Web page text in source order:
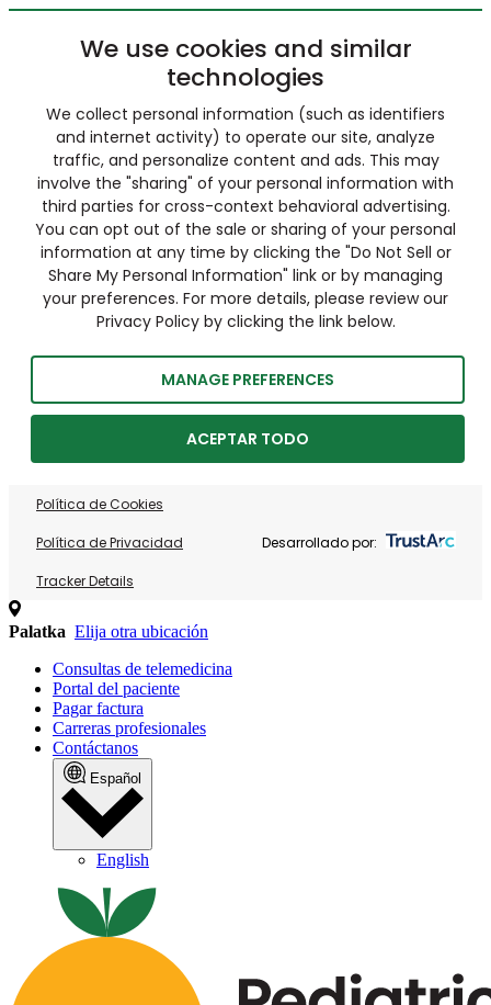
We use cookies and similar
technologies
We collect personal information (such as identifiers
and internet activity) to operate our site, analyze
traffic, and personalize content and ads. This may
involve the "sharing" of your personal information with
third parties for cross-context behavioral advertising.
You can opt out of the sale or sharing of your personal
information at any time by clicking the "Do Not Sell or
Share My Personal Information" link or by managing
your preferences. For more details, please review our
Privacy Policy by clicking the link below.
MANAGE PREFERENCES
ACEPTAR TODO
Política de Cookies
Política de Privacidad
Tracker Details
Desarrollado por:
Palatka Elija otra ubicación
Consultas de telemedicina
Portal del paciente
Pagar factura
Carreras profesionales
Contáctanos
Español
English